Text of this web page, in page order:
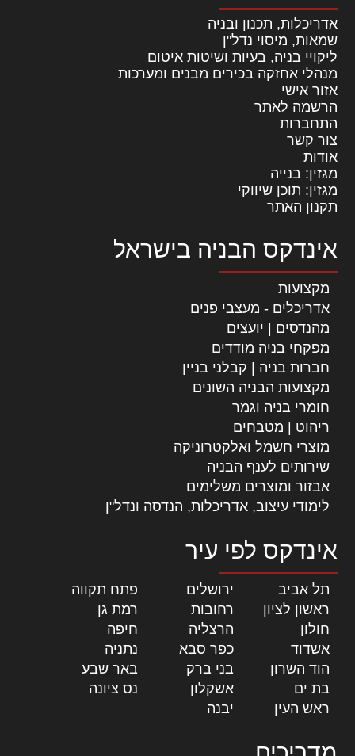
אדריכלות, תכנון ובניה
שמאות, מיסוי נדל"ן
ליקויי בניה, בעיות ושיטות איטום
מנהלי אחזקה בכירים מבנים ומערכות
אזור אישי
הרשמה לאתר
התחברות
צור קשר
אודות
מגזין: בנייה
מגזין: תוכן שיווקי
תקנון האתר
אינדקס הבניה בישראל
מקצועות
אדריכלים - מעצבי פנים
מהנדסים | יועצים
מפקחי בניה מודדים
חברות בניה | קבלני בניין
מקצועות הבניה השונים
חומרי בניה וגמר
ריהוט | מטבחים
מוצרי חשמל ואלקטרוניקה
שירותים לענף הבניה
אבזור ומוצרים משלימים
לימודי עיצוב, אדריכלות, הנדסה ונדל"ן
אינדקס לפי עיר
תל אביב ירושלים פתח תקווה
ראשון לציון
רחובות רמת גן
חולון
הרצליה חיפה
אשדוד
כפר סבא נתניה
הוד השרון
בני ברק באר שבע
בת ים
אשקלון נס ציונה
ראש העין
יבנה